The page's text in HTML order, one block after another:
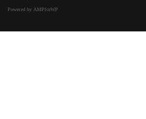
Powered by AMPforWP